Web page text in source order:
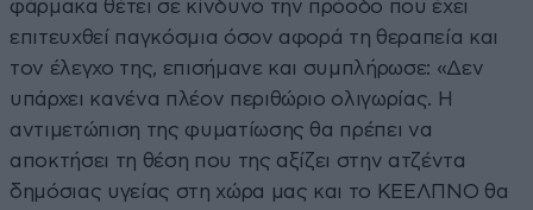
φάρμακα θέτει σε κίνδυνο την πρόοδο που έχει
επιτευχθεί παγκόσμια όσον αφορά τη θεραπεία και
τον έλεγχο της, επισήμανε και συμπλήρωσε: «Δεν
υπάρχει κανένα πλέον περιθώριο ολιγωρίας. Η
αντιμετώπιση της φυματίωσης θα πρέπει να
αποκτήσει τη θέση που της αξίζει στην ατζέντα
δημόσιας υγείας στη χώρα μας και το ΚΕΕΛΠΝΟ θα